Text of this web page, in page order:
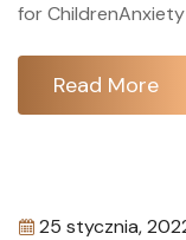
for
Read More
25 stycznia,